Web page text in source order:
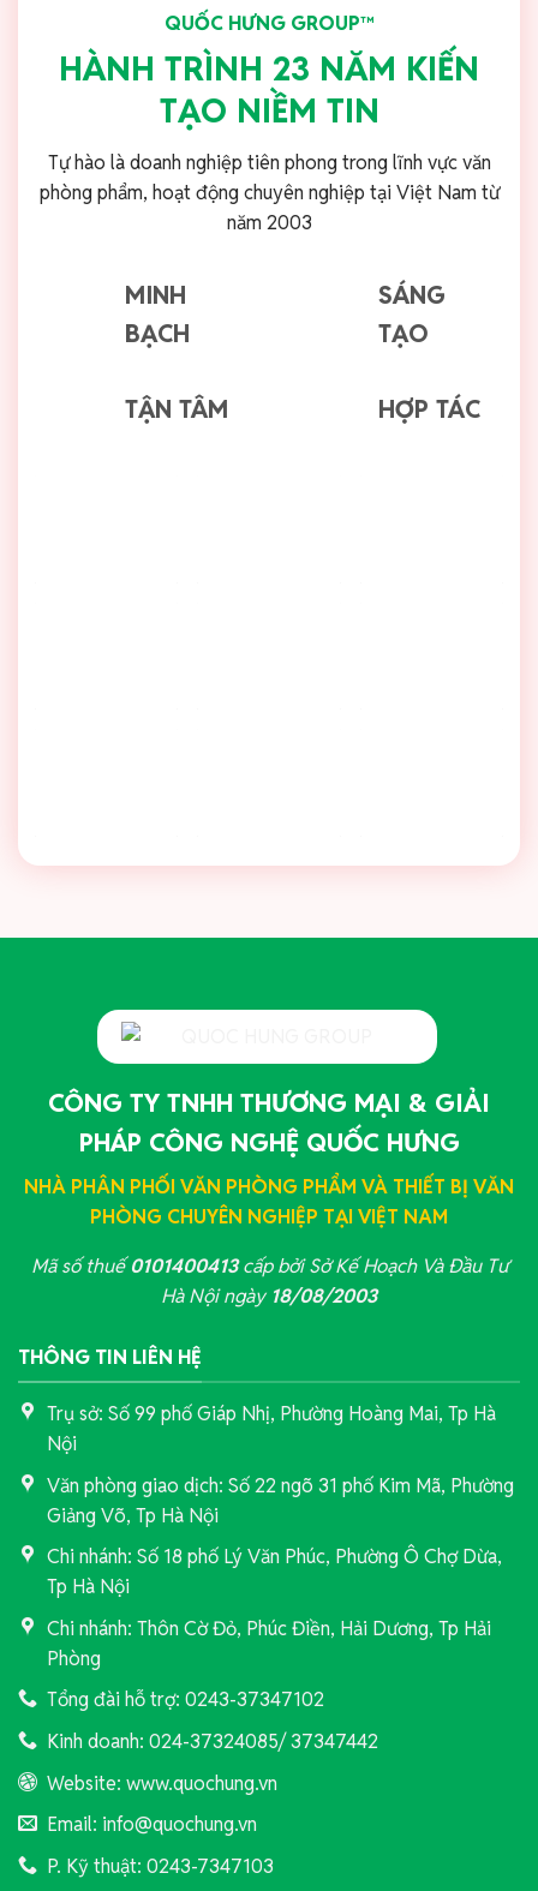
QUỐC HƯNG GROUP™
HÀNH TRÌNH 23 NĂM KIẾN
TẠO NIỀM TIN
Tự hào là doanh nghiệp tiên phong trong lĩnh vực văn
phòng phẩm, hoạt động chuyên nghiệp tại Việt Nam từ
năm 2003
MINH
BẠCH
SÁNG
TẠO
TẬN TÂM HỢP TÁC
CÔNG TY TNHH THƯƠNG MẠI & GIẢI
PHÁP CÔNG NGHỆ QUỐC HƯNG
NHÀ PHÂN PHỐI VĂN PHÒNG PHẨM VÀ THIẾT BỊ VĂN
PHÒNG CHUYÊN NGHIỆP TẠI VIỆT NAM
Mã số thuế0101400413cấp bởi Sở Kế Hoạch Và Đầu Tư
Hà Nội ngày 18/08/2003
THÔNG TIN LIÊN HỆ
Trụ sở: Số 99 phố Giáp Nhị, Phường Hoàng Mai, Tp Hà
Nội
Văn phòng giao dịch: Số 22 ngõ 31 phố Kim Mã, Phường
Giảng Võ, Tp Hà Nội
Chi nhánh: Số 18 phố Lý Văn Phúc, Phường Ô Chợ Dừa,
Tp Hà Nội
Chi nhánh: Thôn Cờ Đỏ, Phúc Điền, Hải Dương, Tp Hải
Phòng
Tổng đài hỗ trợ: 0243-37347102
Kinh doanh: 024-37324085/ 37347442
Website: www.quochung.vn
Email: info@quochung.vn
P. Kỹ thuật: 0243-7347103